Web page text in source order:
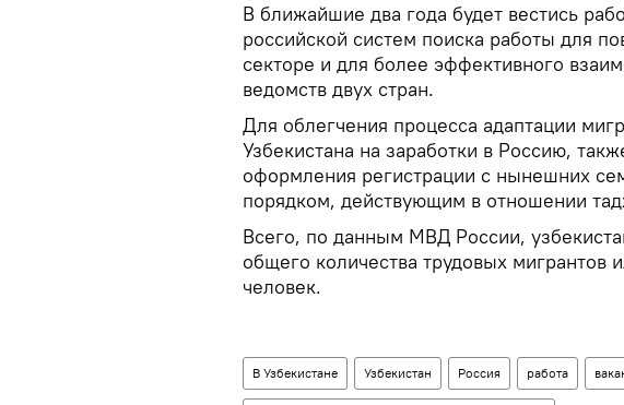
В ближайшие два года будет вестись
российской систем поиска работы для
секторе и для более эффективного
ведомств двух стран.
Для облегчения процесса адаптации
Узбекистана на заработки в Россию,
оформления регистрации с нынешних
порядком, действующим в отношении
Всего, по данным МВД России,
общего количества трудовых мигрантов
человек.
В Узбекистане Узбекистан Россия работа